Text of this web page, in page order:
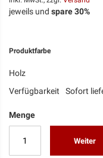
jeweils und spare30%
Produktfarbe
Holz
Verfügbarkeit
Sofort
Menge
Weiter